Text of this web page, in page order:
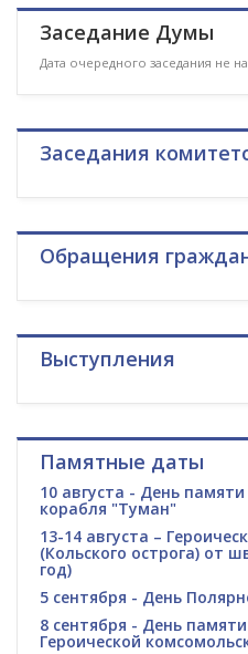
Заседание Думы
Дата очередного заседания не
Заседания
Обращения
Выступления
Памятные даты
10 августа - День
корабля "Туман"
13-14 августа –
(Кольского острога) от
год)
5 сентября - День
8 сентября - День
Героической